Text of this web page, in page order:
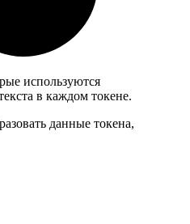
используются
в каждом токене.
данные токена,